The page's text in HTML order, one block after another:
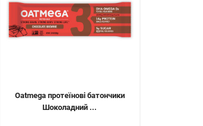
Oatmega протеїнові батончики
Шоколадний ...